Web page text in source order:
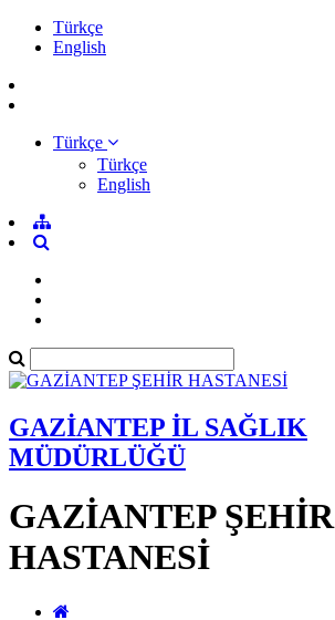
Türkçe
English
Türkçe
Türkçe
English
GAZİANTEP İL SAĞLIK
MÜDÜRLÜĞÜ
GAZİANTEP ŞEHİR
HASTANESİ